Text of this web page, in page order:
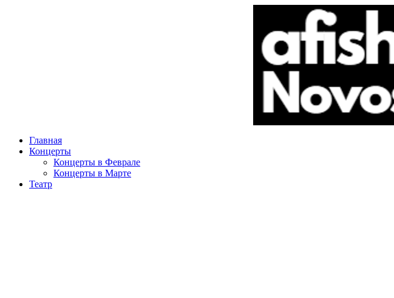
Главная
Концерты
Концерты в Феврале
Концерты в Марте
Театр